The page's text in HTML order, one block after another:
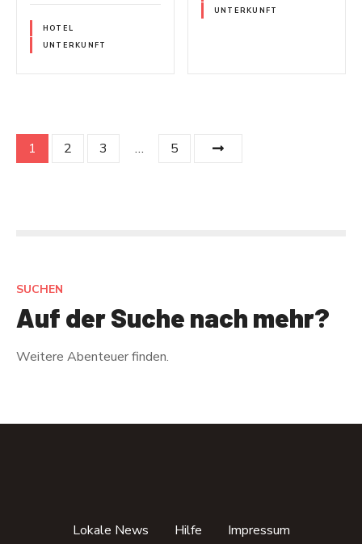
HOTEL
UNTERKUNFT
UNTERKUNFT
P
s
N
a
1 2 3 … 5
SUCHEN
Auf der Suche nach mehr?
Weitere Abenteuer finden.
Lokale News Hilfe Impressum